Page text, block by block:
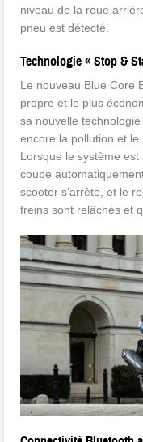
niveau de la roue
pneu est détecté.
Technologie « Stop &
Le nouveau Blue Core
propre et le plus
sa nouvelle
encore la pollution et
Lorsque le système
coupe
scooter s’arrête, et le
freins sont relâchés et